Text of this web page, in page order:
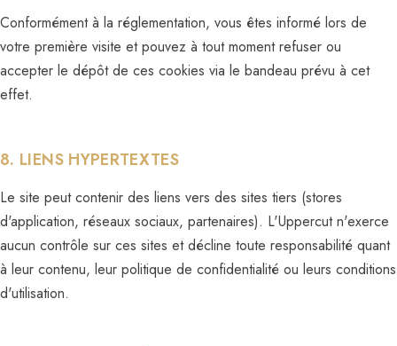
Conformément à la réglementation, vous êtes informé lors de
votre première visite et pouvez à tout moment refuser ou
accepter le dépôt de ces cookies via le bandeau prévu à cet
effet.
8. LIENS HYPERTEXTES
Le site peut contenir des liens vers des sites tiers (stores
d'application, réseaux sociaux, partenaires). L'Uppercut n'exerce
aucun contrôle sur ces sites et décline toute responsabilité quant
à leur contenu, leur politique de confidentialité ou leurs conditions
d'utilisation.